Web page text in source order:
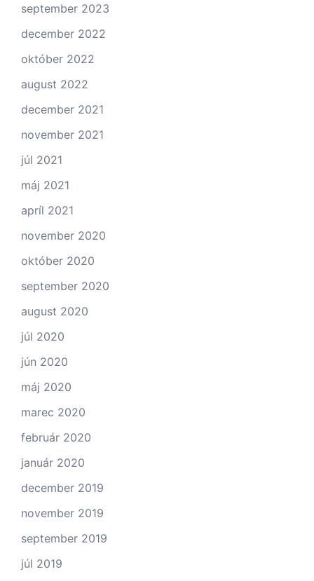
september 2023
december 2022
október 2022
august 2022
december 2021
november 2021
júl 2021
máj 2021
apríl 2021
november 2020
október 2020
september 2020
august 2020
júl 2020
jún 2020
máj 2020
marec 2020
február 2020
január 2020
december 2019
november 2019
september 2019
júl 2019